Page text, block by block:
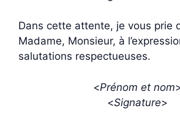
Dans cette attente, je vous prie
Madame, Monsieur, à
salutations respectueuses.
<Prénom et nom
<Signature>